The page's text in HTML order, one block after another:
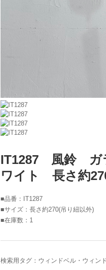
IT1287 風鈴 ガ
ワイト 長さ約
■品番：IT1287
■サイズ：長さ約270(吊り紐以外)
■在庫数：1
検索用タグ：ウィンドベル・ウィン